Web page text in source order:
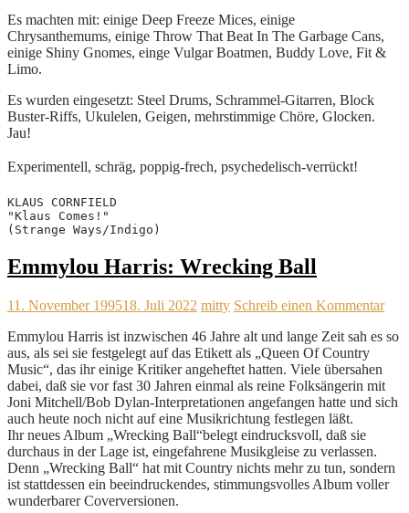
Es machten mit: einige Deep Freeze Mices, einige
Chrysanthemums, einige Throw That Beat In The Garbage Cans,
einige Shiny Gnomes, einge Vulgar Boatmen, Buddy Love, Fit &
Limo.
Es wurden eingesetzt: Steel Drums, Schrammel-Gitarren, Block
Buster-Riffs, Ukulelen, Geigen, mehrstimmige Chöre, Glocken.
Jau!
Experimentell, schräg, poppig-frech, psychedelisch-verrückt!
KLAUS CORNFIELD
"Klaus Comes!"
(Strange Ways/Indigo)
Emmylou Harris: Wrecking Ball
11. November 199518. Juli 2022 mitty Schreib einen Kommentar
Emmylou Harris ist inzwischen 46 Jahre alt und lange Zeit sah es so
aus, als sei sie festgelegt auf das Etikett als „Queen Of Country
Music“, das ihr einige Kritiker angeheftet hatten. Viele übersahen
dabei, daß sie vor fast 30 Jahren einmal als reine Folksängerin mit
Joni Mitchell/Bob Dylan-Interpretationen angefangen hatte und sich
auch heute noch nicht auf eine Musikrichtung festlegen läßt.
Ihr neues Album „Wrecking Ball“belegt eindrucksvoll, daß sie
durchaus in der Lage ist, eingefahrene Musikgleise zu verlassen.
Denn „Wrecking Ball“ hat mit Country nichts mehr zu tun, sondern
ist stattdessen ein beeindruckendes, stimmungsvolles Album voller
wunderbarer Coverversionen.